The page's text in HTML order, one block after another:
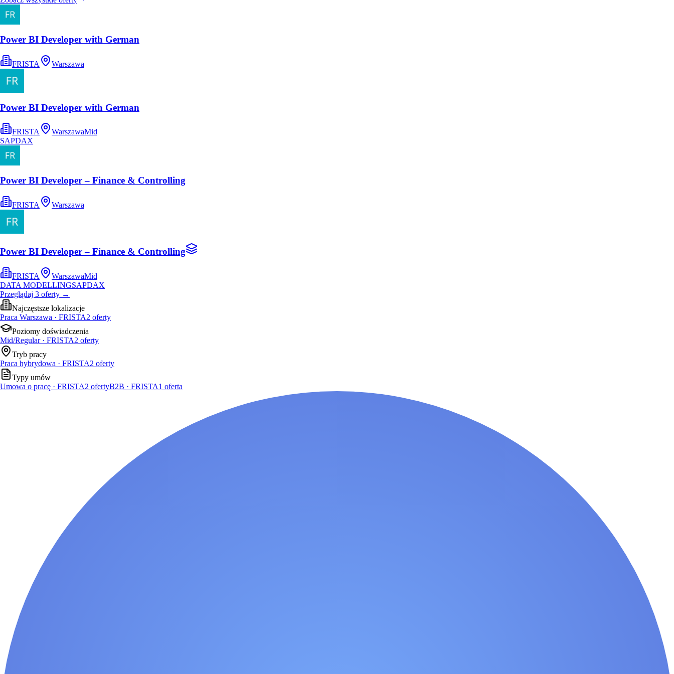
Power BI Developer with German
FRISTA Warszawa
Power BI Developer with German
FRISTA WarszawaMid
SAPDAX
Power BI Developer – Finance & Controlling
FRISTA Warszawa
Power BI Developer – Finance & Controlling
FRISTA WarszawaMid
DATA MODELLINGSAPDAX
Przeglądaj 3 oferty →
Najczęstsze lokalizacje
Praca Warszawa · FRISTA2 oferty
Poziomy doświadczenia
Mid/Regular · FRISTA2 oferty
Tryb pracy
Praca hybrydowa · FRISTA2 oferty
Typy umów
Umowa o pracę · FRISTA2 ofertyB2B · FRISTA1 oferta